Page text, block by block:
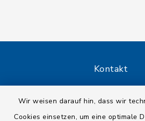
Wir weisen darauf hin, dass wir
Cookies einsetzen, um eine optimale
Kontakt